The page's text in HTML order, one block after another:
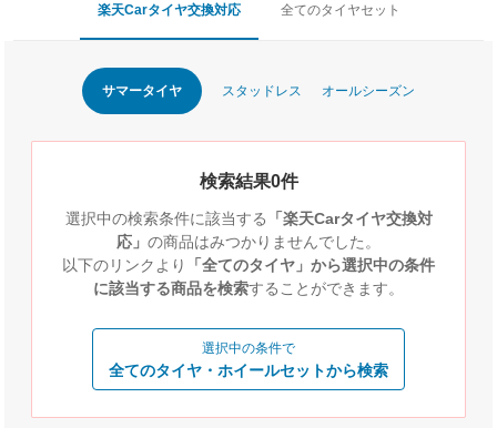
楽天Carタイヤ交換対応 全てのタイヤセット
サマータイヤ スタッドレス オールシーズン
検索結果0件
選択中の検索条件に該当する 「楽天Carタイヤ交換対
応」 の商品はみつかりませんでした。
以下のリンクより
「全てのタイヤ」から選択中の条件
に該当する商品を検索することができます。
選択中の条件で
全てのタイヤ・ホイールセットから検索